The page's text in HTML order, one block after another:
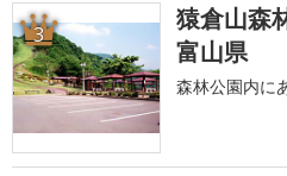
3
猿倉山森
富山県
森林公園内に